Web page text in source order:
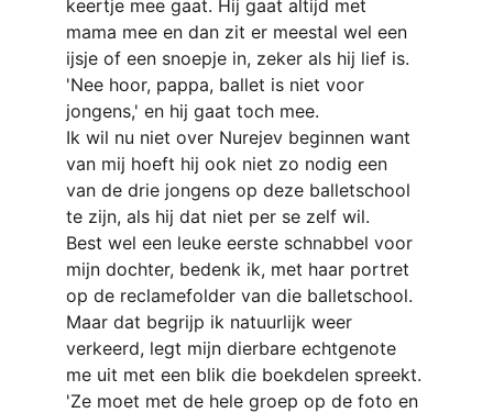
keertje mee gaat. Hij gaat altijd met
mama mee en dan zit er meestal wel een
ijsje of een snoepje in, zeker als hij lief is.
'Nee hoor, pappa, ballet is niet voor
jongens,' en hij gaat toch mee.
Ik wil nu niet over Nurejev beginnen want
van mij hoeft hij ook niet zo nodig een
van de drie jongens op deze balletschool
te zijn, als hij dat niet per se zelf wil.
Best wel een leuke eerste schnabbel voor
mijn dochter, bedenk ik, met haar portret
op de reclamefolder van die balletschool.
Maar dat begrijp ik natuurlijk weer
verkeerd, legt mijn dierbare echtgenote
me uit met een blik die boekdelen spreekt.
'Ze moet met de hele groep op de foto en